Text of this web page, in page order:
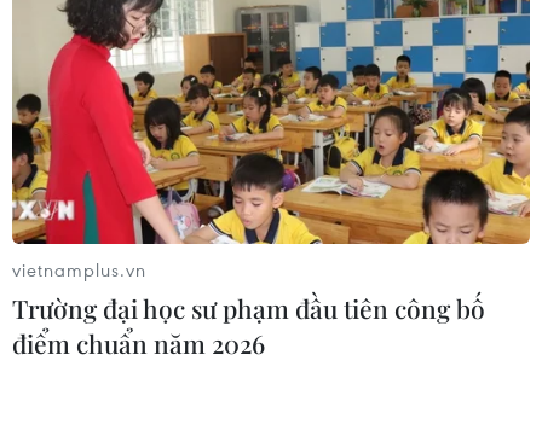
vietnamplus.vn
Trường đại học sư phạm đầu tiên công bố
điểm chuẩn năm 2026